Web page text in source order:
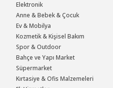
Elektronik
Anne & Bebek & Çocuk
Ev & Mobilya
Kozmetik & Kişisel Bakım
Spor & Outdoor
Bahçe ve Yapı Market
Süpermarket
Kırtasiye & Ofis Malzemeleri